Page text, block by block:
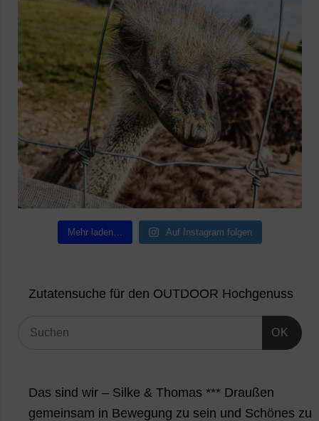
Mehr laden… Auf Instagram folgen
Zutatensuche für den OUTDOOR Hochgenuss
OK
Das sind wir – Silke & Thomas *** Draußen
gemeinsam in Bewegung zu sein und Schönes zu